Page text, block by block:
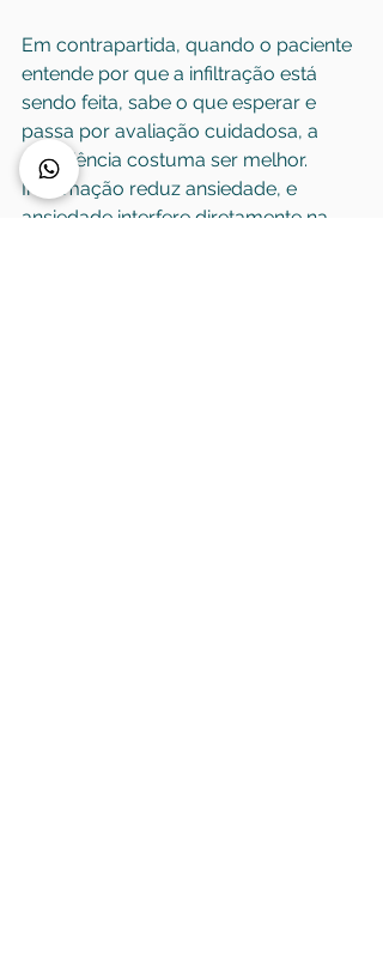
Em contrapartida, quando o paciente
entende por que a infiltração está
sendo feita, sabe o que esperar e
passa por avaliação cuidadosa, a
experiência costuma ser melhor.
Informação reduz ansiedade, e
ansiedade interfere diretamente na